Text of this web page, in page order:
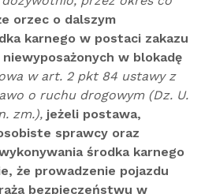
orzec o dalszym
karnego w postaci zakazu
w blokadę
w art. 2 pkt 84 ustawy z
o ruchu drogowym (Dz. U.
zm.), jeżeli postawa,
sprawcy oraz
środka karnego
że prowadzenie pojazdu
bezpieczeństwu w